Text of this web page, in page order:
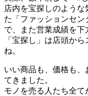
店内を宝探しのよう
た「ファッションセ
で、また営業成績を下
「宝探し」は店頭か
ね。
いい商品も、価格も
てきました。
モノを売る人たち全て